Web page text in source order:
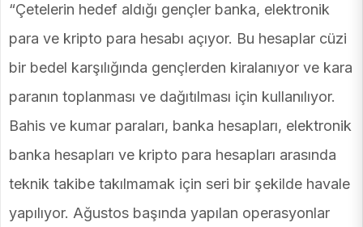
“Çetelerin hedef aldığı gençler banka, elektronik
para ve kripto para hesabı açıyor. Bu hesaplar cüzi
bir bedel karşılığında gençlerden kiralanıyor ve kara
paranın toplanması ve dağıtılması için kullanılıyor.
Bahis ve kumar paraları, banka hesapları, elektronik
banka hesapları ve kripto para hesapları arasında
teknik takibe takılmamak için seri bir şekilde havale
yapılıyor. Ağustos başında yapılan operasyonlar